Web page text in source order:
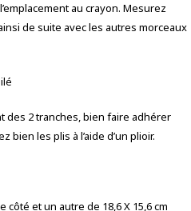
au crayon. Mesurez
de suite avec les autres morceaux
des 2 tranches, bien faire adhérer
les plis à l’aide d’un plioir.
et un autre de 18,6 X 15,6 cm